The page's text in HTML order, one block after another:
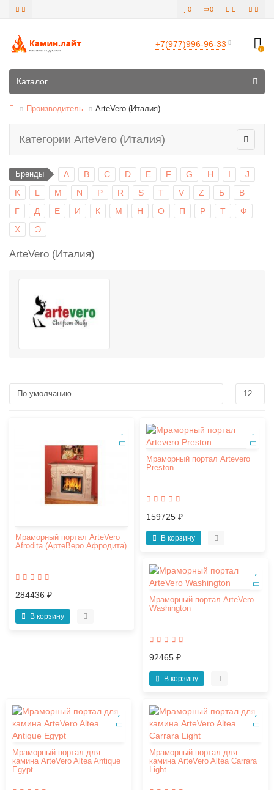
0
0
+7(977)996-96-33
0
Каталог
Производитель ArteVero (Италия)
Категории ArteVero (Италия)
Бренды A B C D E F G H I
J
K
L M N P R S T V Z Б
В
Г
Д Е И К М Н О П Р Т
Ф
Х
Э
ArteVero (Италия)
Мраморный портал ArteVero
Afrodita (АртеВеро Афродита)
284436 ₽
В корзину
Мраморный портал Artevero
Preston
159725 ₽
В корзину
Мраморный портал ArteVero
Washington
92465 ₽
В корзину
Мраморный портал для
камина ArteVero Altea Antique
Egypt
Мраморный портал для
камина ArteVero Altea Carrara
Light